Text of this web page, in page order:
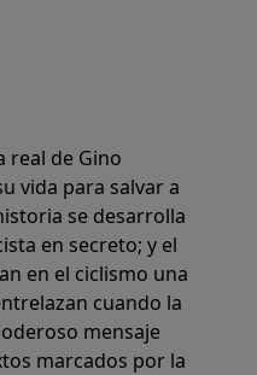
real de Gino
vida para salvar a
se desarrolla
en secreto; y el
en el ciclismo una
cuando la
mensaje
marcados por la